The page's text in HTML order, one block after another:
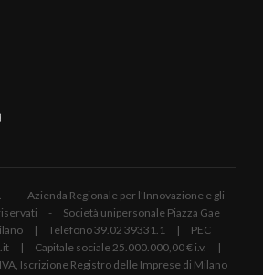
- Azienda Regionale per l'Innovazione e gli
- Società unipersonale Piazza Gae
| Telefono 39.02 39331.1 | PEC
| Capitale sociale 25.000.000,00 € i.v. |
Iscrizione Registro delle Imprese di Milano